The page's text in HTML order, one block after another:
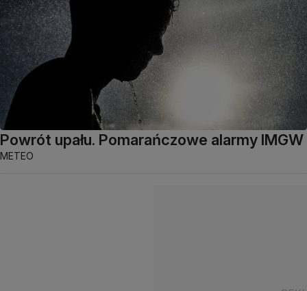
Powrót upału. Pomarańczowe alarmy IMGW
METEO